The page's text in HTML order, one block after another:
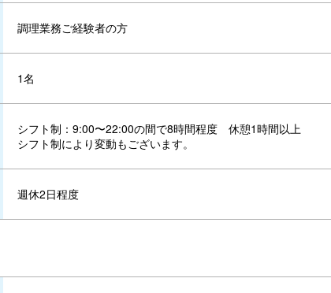
調理業務ご経験者の方
1名
シフト制：9:00〜22:00の間で8時間程度 休憩1時間以上
シフト制により変動もございます。
週休2日程度